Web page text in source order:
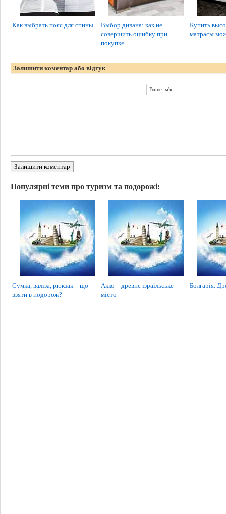
Как выбрать пояс для спины
Выбор дивана: как не
совершить ошибку при
покупке
Купить
матрасы
Залишити коментар або відгук
Ваше ім'я
Залишити коментар
Популярні теми про туризм та подорожі:
Сумка, валіза, рюкзак – що
взяти в подорож?
Акко – древнє ізраїльське
місто
Болгарія.